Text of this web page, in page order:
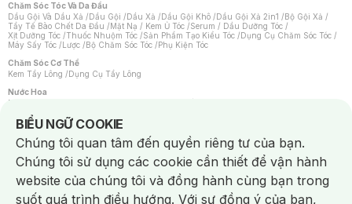
Chăm Sóc Tóc Và Da Đầu
Dầu Gội Và Dầu Xả /Dầu Gội /Dầu Xả /Dầu Gội Khô /Dầu Gội Xả 2in1 /Bộ Gội Xả /
Tẩy Tế Bào Chết Da Đầu /Mặt Nạ / Kem Ủ Tóc /Serum / Dầu Dưỡng Tóc /
Xịt Dưỡng Tóc /Thuốc Nhuộm Tóc /Sản Phẩm Tạo Kiểu Tóc /Dụng Cụ Chăm Sóc Tóc /
Máy Sấy Tóc /Lược /Bộ Chăm Sóc Tóc /Phụ Kiện Tóc
Chăm Sóc Cơ Thể
Kem Tẩy Lông /Dụng Cụ Tẩy Lông
Nước Hoa
Nước Hoa Nữ
Chăm Sóc Cá Nhân
Chống Muỗi /Khẩu Trang /Máy Massage/Mặt Nạ Xông Hơi /Nước Rửa Tay/
Sản Phẩm Chăm Sóc Khác /Bàn Chải Đánh Răng /Bàn Chải Điện/
Hỗ Trợ Trắng Răng/Kem Đánh Răng /Máy Tăm Nước/ Nước Súc Miệng/
Tăm / Chỉ Nha Khoa/ Xịt Thơm Miệng / Dung Dịch Vệ Sinh/Dưỡng Vùng Kín/
Khăn Ướt Vệ Sinh Vùng Kín/Băng Vệ Sinh/Tampon/Bọt Cạo Râu /Dao Cạo Râu/
Máy Cạo Râu
BIỂU NGỮ COOKIE
Notice about cookies usage
Chúng tôi quan tâm đến quyền riêng tư của bạn.
Chúng tôi sử dụng các cookie cần thiết để vận hành
website của chúng tôi và đồng hành cùng bạn trong
suốt quá trình điều hướng. Với sự đồng ý của bạn,